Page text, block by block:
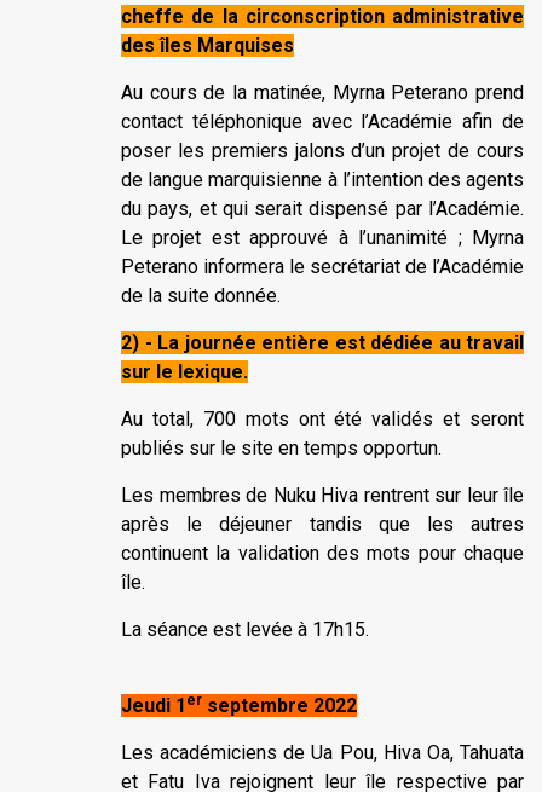
cheffe de la circonscription administrative
des îles Marquises
Au cours de la matinée, Myrna Peterano prend
contact téléphonique avec l’Académie afin de
poser les premiers jalons d’un projet de cours
de langue marquisienne à l’intention des agents
du pays, et qui serait dispensé par l’Académie.
Le projet est approuvé à l’unanimité ; Myrna
Peterano informera le secrétariat de l’Académie
de la suite donnée.
2) - La journée entière est dédiée au travail
sur le lexique.
Au total, 700 mots ont été validés et seront
publiés sur le site en temps opportun.
Les membres de Nuku Hiva rentrent sur leur île
après le déjeuner tandis que les autres
continuent la validation des mots pour chaque
île.
La séance est levée à 17h15.
Jeudi 1er septembre 2022
Les académiciens de Ua Pou, Hiva Oa, Tahuata
et Fatu Iva rejoignent leur île respective par